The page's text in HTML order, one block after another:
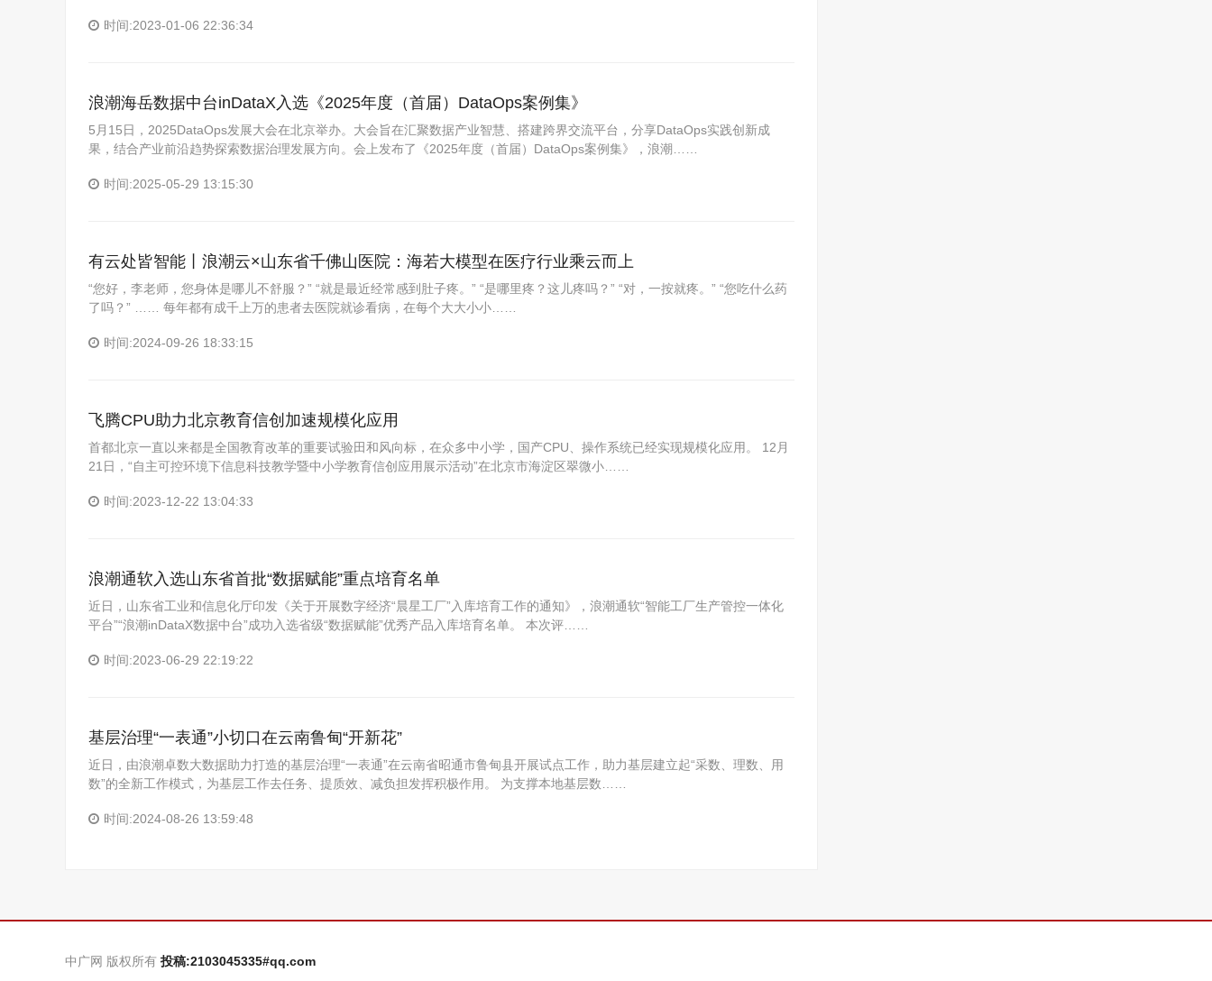
时间:2023-01-06 22:36:34
浪潮海岳数据中台inDataX入选《2025年度（首届）DataOps案例集》
5月15日，2025DataOps发展大会在北京举办。大会旨在汇聚数据产业智慧、搭建跨界交流平台，分享DataOps实践创新成
果，结合产业前沿趋势探索数据治理发展方向。会上发布了《2025年度（首届）DataOps案例集》，浪潮……
时间:2025-05-29 13:15:30
有云处皆智能丨浪潮云×山东省千佛山医院：海若大模型在医疗行业乘云而上
“您好，李老师，您身体是哪儿不舒服？” “就是最近经常感到肚子疼。” “是哪里疼？这儿疼吗？” “对，一按就疼。” “您吃什么药
了吗？” …… 每年都有成千上万的患者去医院就诊看病，在每个大大小小……
时间:2024-09-26 18:33:15
飞腾CPU助力北京教育信创加速规模化应用
首都北京一直以来都是全国教育改革的重要试验田和风向标，在众多中小学，国产CPU、操作系统已经实现规模化应用。 12月
21日，“自主可控环境下信息科技教学暨中小学教育信创应用展示活动”在北京市海淀区翠微小……
时间:2023-12-22 13:04:33
浪潮通软入选山东省首批“数据赋能”重点培育名单
近日，山东省工业和信息化厅印发《关于开展数字经济“晨星工厂”入库培育工作的通知》，浪潮通软“智能工厂生产管控一体化
平台”“浪潮inDataX数据中台”成功入选省级“数据赋能”优秀产品入库培育名单。 本次评……
时间:2023-06-29 22:19:22
基层治理“一表通”小切口在云南鲁甸“开新花”
近日，由浪潮卓数大数据助力打造的基层治理“一表通”在云南省昭通市鲁甸县开展试点工作，助力基层建立起“采数、理数、用
数”的全新工作模式，为基层工作去任务、提质效、减负担发挥积极作用。 为支撑本地基层数……
时间:2024-08-26 13:59:48
中广网 版权所有 投稿:2103045335#qq.com